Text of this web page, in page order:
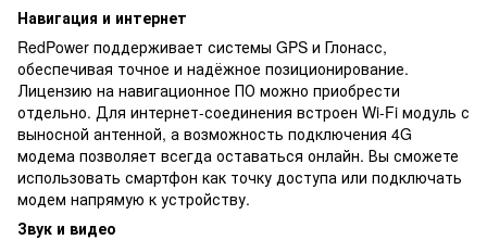
Навигация и интернет
RedPower поддерживает системы GPS и Глонасс,
обеспечивая точное и надёжное позиционирование.
Лицензию на навигационное ПО можно приобрести
отдельно. Для интернет-соединения встроен Wi-Fi модуль с
выносной антенной, а возможность подключения 4G
модема позволяет всегда оставаться онлайн. Вы сможете
использовать смартфон как точку доступа или подключать
модем напрямую к устройству.
Звук и видео